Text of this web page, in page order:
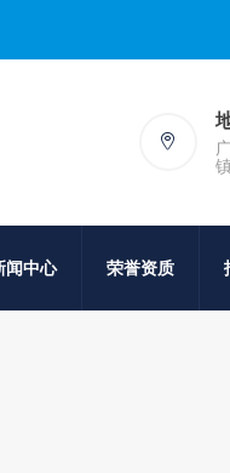
闻中心 荣誉资质